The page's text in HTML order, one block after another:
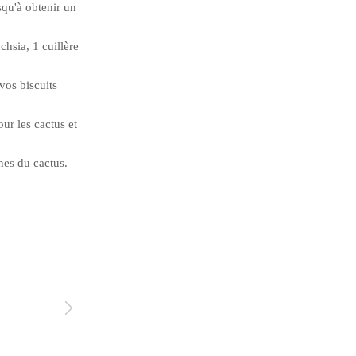
obtenir un
1 cuillère
biscuits
les cactus et
du cactus.